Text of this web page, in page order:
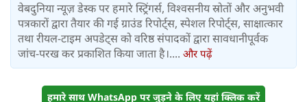
वेबदुनिया न्यूज़ डेस्क पर हमारे स्ट्रिंगर्स, विश्वसनीय स्रोतों और अनुभवी
पत्रकारों द्वारा तैयार की गई ग्राउंड रिपोर्ट्स, स्पेशल रिपोर्ट्स, साक्षात्कार
तथा रीयल-टाइम अपडेट्स को वरिष्ठ संपादकों द्वारा सावधानीपूर्वक
जांच-परख कर प्रकाशित किया जाता है।.... और पढ़ें
हमारे साथ WhatsApp पर जुड़ने के लिए यहां क्लिक करें